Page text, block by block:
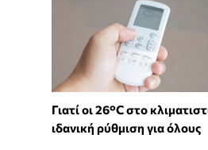
Γιατί οι 26°C στο
ιδανική ρύθμιση για όλους